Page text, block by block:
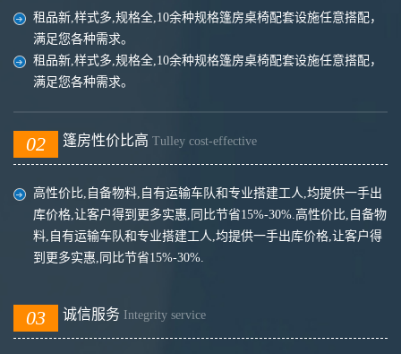
租品新,样式多,规格全,10余种规格篷房桌椅配套设施任意搭配，
满足您各种需求。
租品新,样式多,规格全,10余种规格篷房桌椅配套设施任意搭配，
满足您各种需求。
02 篷房性价比高 Tulley cost-effective
高性价比,自备物料,自有运输车队和专业搭建工人,均提供一手出
库价格,让客户得到更多实惠,同比节省15%-30%.高性价比,自备物
料,自有运输车队和专业搭建工人,均提供一手出库价格,让客户得
到更多实惠,同比节省15%-30%.
03 诚信服务 Integrity service